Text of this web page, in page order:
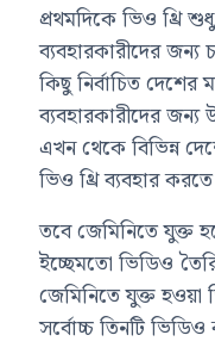
প্রথমদিকে ভিও থ্রি
ব্যবহারকারীদের
কিছু নির্বাচিত
ব্যবহারকারীদের জন্য
এখন থেকে বিভিন্ন
ভিও থ্রি ব্যবহার
তবে জেমিনিতে যুক্ত
ইচ্ছেমতো ভিডিও
জেমিনিতে যুক্ত হওয়া
সর্বোচ্চ তিনটি ভিডিও